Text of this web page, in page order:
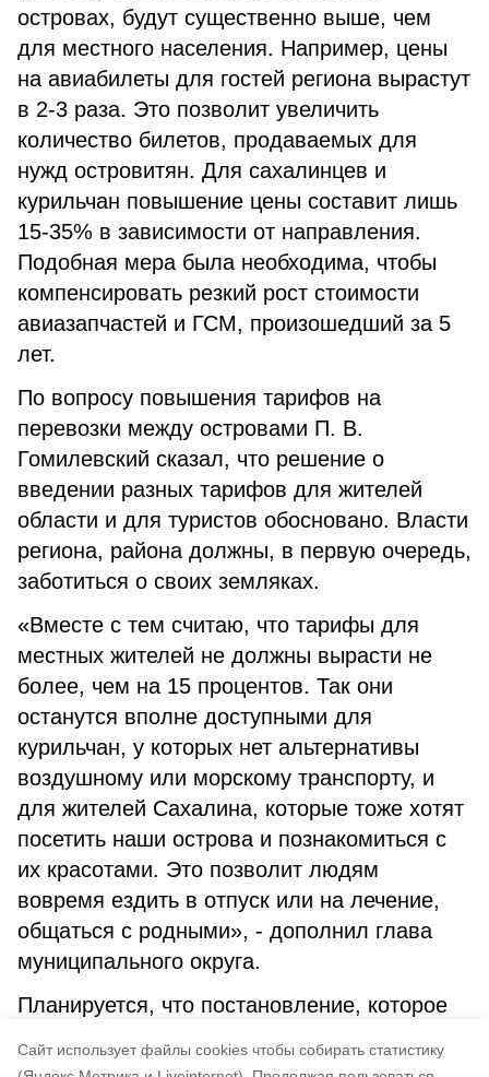
Cайт использует файлы cookies чтобы собирать статистику
островах, будут существенно выше, чем
для местного населения. Например, цены
на авиабилеты для гостей региона вырастут
в 2-3 раза. Это позволит увеличить
количество билетов, продаваемых для
нужд островитян. Для сахалинцев и
курильчан повышение цены составит лишь
15-35% в зависимости от направления.
Подобная мера была необходима, чтобы
компенсировать резкий рост стоимости
авиазапчастей и ГСМ, произошедший за 5
лет.
По вопросу повышения тарифов на
перевозки между островами П. В.
Гомилевский сказал, что решение о
введении разных тарифов для жителей
области и для туристов обосновано. Власти
региона, района должны, в первую очередь,
заботиться о своих земляках.
«Вместе с тем считаю, что тарифы для
местных жителей не должны вырасти не
более, чем на 15 процентов. Так они
останутся вполне доступными для
курильчан, у которых нет альтернативы
воздушному или морскому транспорту, и
для жителей Сахалина, которые тоже хотят
посетить наши острова и познакомиться с
их красотами. Это позволит людям
вовремя ездить в отпуск или на лечение,
общаться с родными», - дополнил глава
муниципального округа.
Планируется, что постановление, которое
вступит в силу с 1 марта 2025 года.